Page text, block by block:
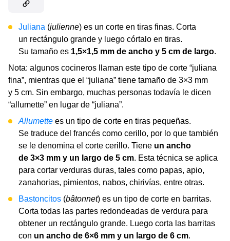
Juliana (julienne) es un corte en tiras finas. Corta
un rectángulo grande y luego córtalo en tiras.
Su tamaño es 1,5×1,5 mm de ancho y 5 cm de largo.
Nota: algunos cocineros llaman este tipo de corte “juliana
fina”, mientras que el “juliana” tiene tamaño de 3×3 mm
y 5 cm. Sin embargo, muchas personas todavía le dicen
“allumette” en lugar de “juliana”.
Allumette es un tipo de corte en tiras pequeñas.
Se traduce del francés como cerillo, por lo que también
se le denomina el corte cerillo. Tiene un ancho
de 3×3 mm y un largo de 5 cm. Esta técnica se aplica
para cortar verduras duras, tales como papas, apio,
zanahorias, pimientos, nabos, chirivías, entre otras.
Bastoncitos (bâtonnet) es un tipo de corte en barritas.
Corta todas las partes redondeadas de verdura para
obtener un rectángulo grande. Luego corta las barritas
con un ancho de 6×6 mm y un largo de 6 cm.